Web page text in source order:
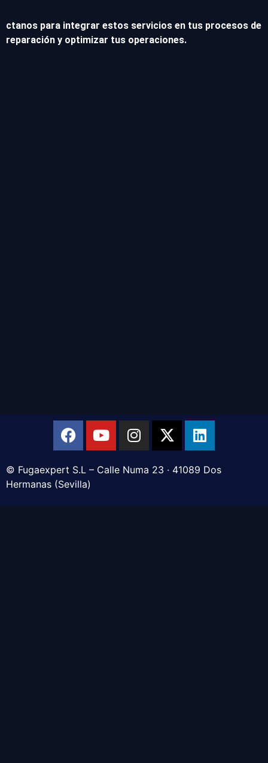
ctanos para integrar estos servicios en tus procesos de
reparación y optimizar tus operaciones.
© Fugaexpert S.L – Calle Numa 23 · 41089 Dos
Hermanas (Sevilla)